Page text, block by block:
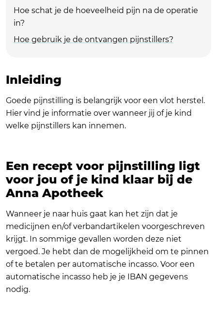
Hoe schat je de hoeveelheid pijn na de operatie
in?
Hoe gebruik je de ontvangen pijnstillers?
Inleiding
Goede pijnstilling is belangrijk voor een vlot herstel.
Hier vind je informatie over wanneer jij of je kind
welke pijnstillers kan innemen.
Een recept voor pijnstilling ligt
voor jou of je kind klaar bij de
Anna Apotheek
Wanneer je naar huis gaat kan het zijn dat je
medicijnen en/of verbandartikelen voorgeschreven
krijgt. In sommige gevallen worden deze niet
vergoed. Je hebt dan de mogelijkheid om te pinnen
of te betalen per automatische incasso. Voor een
automatische incasso heb je je IBAN gegevens
nodig.